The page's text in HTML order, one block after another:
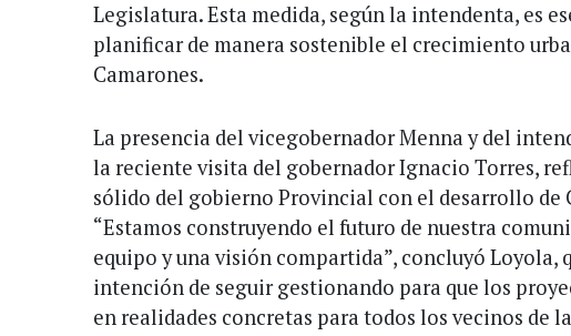
Legislatura. Esta medida, según la intendenta, es
planificar de manera sostenible el crecimiento
Camarones.
La presencia del vicegobernador Menna y del
la reciente visita del gobernador Ignacio Torres,
sólido del gobierno Provincial con el desarrollo de
“Estamos construyendo el futuro de nuestra
equipo y una visión compartida”, concluyó Loyola,
intención de seguir gestionando para que los
en realidades concretas para todos los vecinos de